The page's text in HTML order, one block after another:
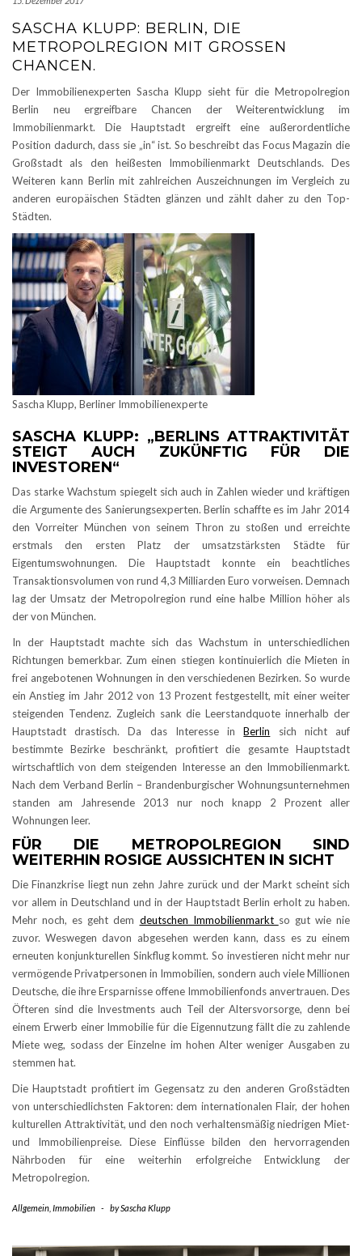
SASCHA KLUPP: BERLIN, DIE
METROPOLREGION MIT GROSSEN C
HANCEN.
Der Immobilienexperten Sascha Klupp sieht für die Metropolregion
Berlin neu ergreifbare Chancen der Weiterentwicklung im
Immobilienmarkt. Die Hauptstadt ergreift eine außerordentliche
Position dadurch, dass sie „in“ ist. So beschreibt das Focus Magazin die
Großstadt als den heißesten Immobilienmarkt Deutschlands. Des
Weiteren kann Berlin mit zahlreichen Auszeichnungen im Vergleich zu
anderen europäischen Städten glänzen und zählt daher zu den Top-
Städten.
Sascha Klupp, Berliner Immobilienexperte
SASCHA KLUPP: „BERLINS ATTRAKTIVITÄT
STEIGT AUCH ZUKÜNFTIG FÜR DIE
INVESTOREN“
Das starke Wachstum spiegelt sich auch in Zahlen wieder und kräftigen
die Argumente des Sanierungsexperten. Berlin schaffte es im Jahr 2014
den Vorreiter München von seinem Thron zu stoßen und erreichte
erstmals den ersten Platz der umsatzstärksten Städte für
Eigentumswohnungen. Die Hauptstadt konnte ein beachtliches
Transaktionsvolumen von rund 4,3 Milliarden Euro vorweisen. Demnach
lag der Umsatz der Metropolregion rund eine halbe Million höher als
der von München.
In der Hauptstadt machte sich das Wachstum in unterschiedlichen
Richtungen bemerkbar. Zum einen stiegen kontinuierlich die Mieten in
frei angebotenen Wohnungen in den verschiedenen Bezirken. So wurde
ein Anstieg im Jahr 2012 von 13 Prozent festgestellt, mit einer weiter
steigenden Tendenz. Zugleich sank die Leerstandquote innerhalb der
Hauptstadt drastisch. Da das Interesse inBerlin sich nicht auf
bestimmte Bezirke beschränkt, profitiert die gesamte Hauptstadt
wirtschaftlich von dem steigenden Interesse an den Immobilienmarkt.
Nach dem Verband Berlin – Brandenburgischer Wohnungsunternehmen
standen am Jahresende 2013 nur noch knapp 2 Prozent aller
Wohnungen leer.
FÜR DIE METROPOLREGION SIND
WEITERHIN ROSIGE AUSSICHTEN IN SICHT
Die Finanzkrise liegt nun zehn Jahre zurück und der Markt scheint sich
vor allem in Deutschland und in der Hauptstadt Berlin erholt zu haben.
Mehr noch, es geht dem deutschen Immobilienmarkt so gut wie nie
zuvor. Weswegen davon abgesehen werden kann, dass es zu einem
erneuten konjunkturellen Sinkflug kommt. So investieren nicht mehr nur
vermögende Privatpersonen in Immobilien, sondern auch viele Millionen
Deutsche, die ihre Ersparnisse offene Immobilienfonds anvertrauen. Des
Öfteren sind die Investments auch Teil der Altersvorsorge, denn bei
einem Erwerb einer Immobilie für die Eigennutzung fällt die zu zahlende
Miete weg, sodass der Einzelne im hohen Alter weniger Ausgaben zu
stemmen hat.
Die Hauptstadt profitiert im Gegensatz zu den anderen Großstädten
von unterschiedlichsten Faktoren: dem internationalen Flair, der hohen
kulturellen Attraktivität, und den noch verhaltensmäßig niedrigen Miet-
und Immobilienpreise. Diese Einflüsse bilden den hervorragenden
Nährboden für eine weiterhin erfolgreiche Entwicklung der
Metropolregion.
Allgemein Immobilien - bySascha Klupp